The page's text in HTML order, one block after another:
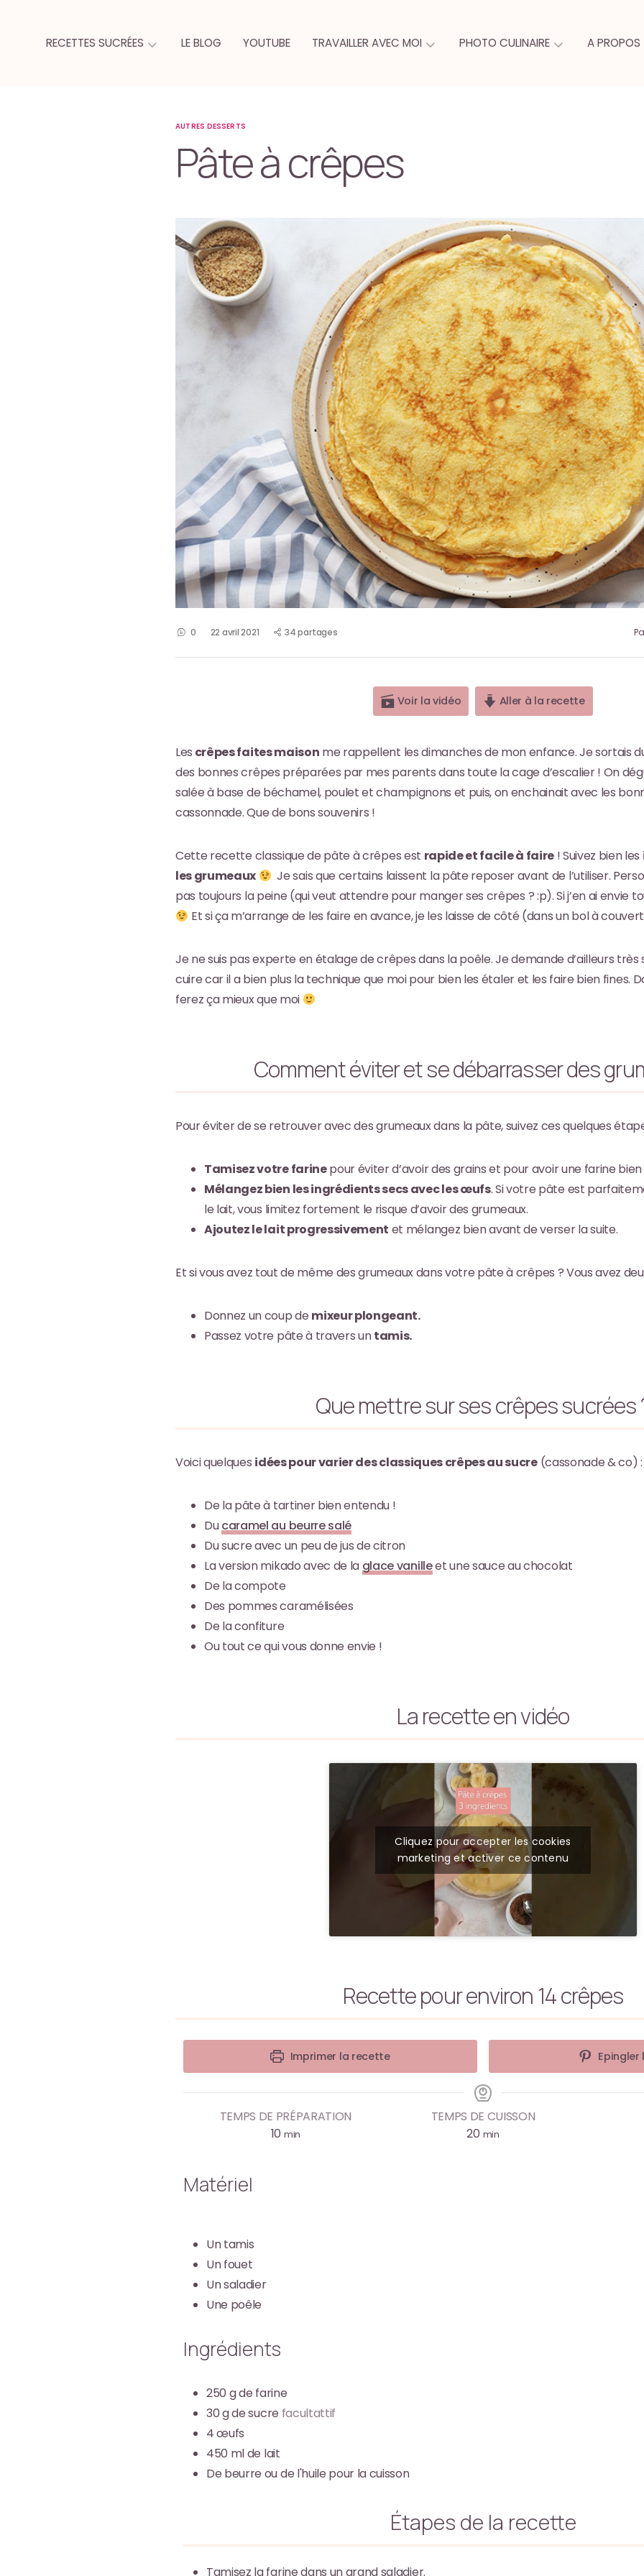
RECETTES SUCRÉES LE BLOG YOUTUBE TRAVAILLER AVEC MOI PHOTO CULINAIRE A PROPOS
AUTRES DESSERTS
Pâte à crêpes
0 22 avril 2021 34 partages
Voir la vidéo Aller à la recette
Les crêpes faites maison me rappellent les dimanches de mon enfance. Je sortais
des bonnes crêpes préparées par mes parents dans toute la cage d’escalier ! On
salée à base de béchamel, poulet et champignons et puis, on enchainait avec les
cassonnade. Que de bons souvenirs !
Cette recette classique de pâte à crêpes est rapide et facile à faire! Suivez bien les
les grumeaux
Je sais que certains laissent la pâte reposer avant de l’utiliser.
pas toujours la peine (qui veut attendre pour manger ses crêpes ? :p). Si j’en ai envie
Et si ça m’arrange de les faire en avance, je les laisse de côté (dans un bol à
Je ne suis pas experte en étalage de crêpes dans la poêle. Je demande d’ailleurs
cuire car il a bien plus la technique que moi pour bien les étaler et les faire bien fines.
ferez ça mieux que moi
Comment éviter et se débarrasser des
Pour éviter de se retrouver avec des grumeaux dans la pâte, suivez ces quelques
Tamisez votre farinepour éviter d’avoir des grains et pour avoir une farine
Mélangez bien les ingrédients secs avec les œufs. Si votre pâte est
le lait, vous limitez fortement le risque d’avoir des grumeaux.
Ajoutez le lait progressivement et mélangez bien avant de verser la suite.
Et si vous avez tout de même des grumeaux dans votre pâte à crêpes ? Vous avez
Donnez un coup de mixeur plongeant.
Passez votre pâte à travers untamis.
Que mettre sur ses crêpes sucrées
Voici quelques idées pour varier des classiques crêpes au sucre(cassonade & co) :
De la pâte à tartiner bien entendu !
Ducaramel au beurre salé
Du sucre avec un peu de jus de citron
La version mikado avec de la glace vanilleet une sauce au chocolat
De la compote
Des pommes caramélisées
De la confiture
Ou tout ce qui vous donne envie !
La recette en vidéo
Cliquez pour accepter les cookies
marketing et activer ce contenu
Recette pour environ 14 crêpes
Imprimer la recette
TEMPS DE PRÉPARATION
10 min
TEMPS DE CUISSON
20 min
Matériel
Un tamis
Un fouet
Un saladier
Une poêle
Ingrédients
250 gde farine
30gde sucre facultattif
4œufs
450 mlde lait
De beurre ou de l'huile pour la cuisson
Étapes de la recette
Tamisez la farine dans un grand saladier.